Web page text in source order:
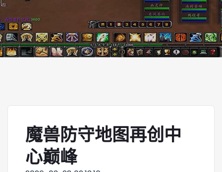
魔兽防守地图再创中
心巅峰